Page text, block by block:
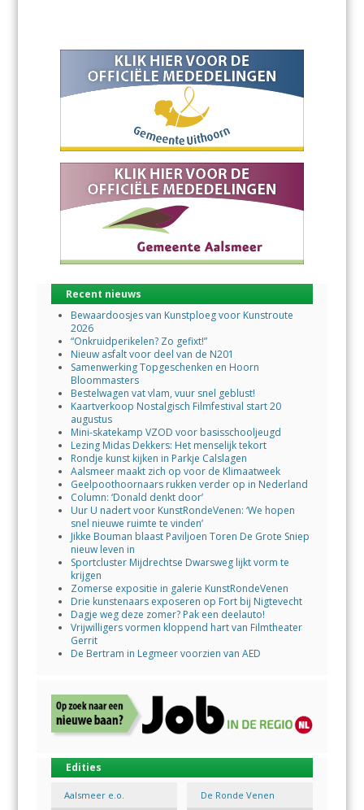
Recent nieuws
Bewaardoosjes van Kunstploeg voor Kunstroute
2026
“Onkruidperikelen? Zo gefixt!”
Nieuw asfalt voor deel van de N201
Samenwerking Topgeschenken en Hoorn
Bloommasters
Bestelwagen vat vlam, vuur snel geblust!
Kaartverkoop Nostalgisch Filmfestival start 20
augustus
Mini-skatekamp VZOD voor basisschooljeugd
Lezing Midas Dekkers: Het menselijk tekort
Rondje kunst kijken in Parkje Calslagen
Aalsmeer maakt zich op voor de Klimaatweek
Geelpoothoornaars rukken verder op in Nederland
Column: ‘Donald denkt door’
Uur U nadert voor KunstRondeVenen: ‘We hopen
snel nieuwe ruimte te vinden’
Jikke Bouman blaast Paviljoen Toren De Grote Sniep
nieuw leven in
Sportcluster Mijdrechtse Dwarsweg lijkt vorm te
krijgen
Zomerse expositie in galerie KunstRondeVenen
Drie kunstenaars exposeren op Fort bij Nigtevecht
Dagje weg deze zomer? Pak een deelauto!
Vrijwilligers vormen kloppend hart van Filmtheater
Gerrit
De Bertram in Legmeer voorzien van AED
Edities
Aalsmeer e.o. De Ronde Venen